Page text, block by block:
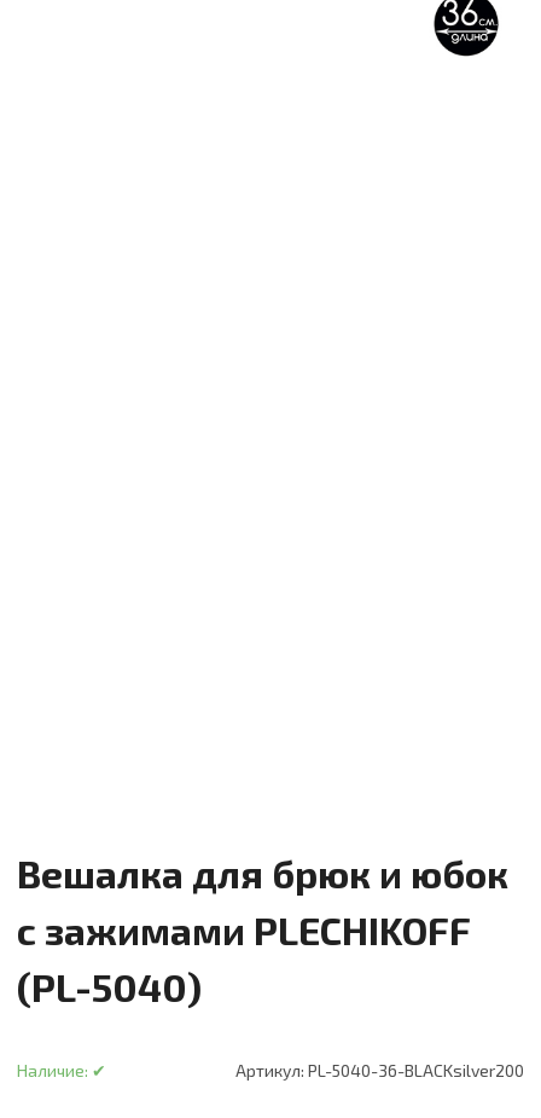
Вешалка для брюк и юбок
с зажимами PLECHIKOFF
(PL-5040)
Наличие: ✔ Артикул: PL-5040-36-BLACKsilver200